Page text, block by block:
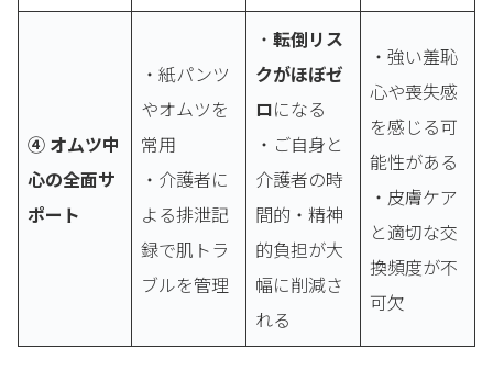
④ オムツ中
心の全面サ
ポート
・紙パンツ
やオムツを
常用
・介護者に
よる排泄記
録で肌トラ
ブルを管理
・ 転倒リス
クがほぼゼ
ロになる
・ご自身と
介護者の時
間的・精神
的負担が大
幅に削減さ
れる
・強い羞恥
心や喪失感
を感じる可
能性がある
・皮膚ケア
と適切な交
換頻度が不
可欠